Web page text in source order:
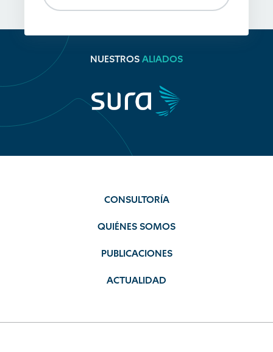
NUESTROS ALIADOS
CONSULTORÍA
QUIÉNES SOMOS
PUBLICACIONES
ACTUALIDAD